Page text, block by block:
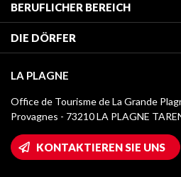
BERUFLICHER BEREICH
Mitglied des Fremdenverkehrsamtes
Klassifizierung von Möbeln
Kurtaxe
Mediathek
Logos La Plagne
Wifi-Zugang
Haus der Eigentümer
DIE DÖRFER
Montchavin - Les Coches
Champagny-en-Vanoise
Plagne 1800
LA PLAGNE
Office de Tourisme de La Grande
Provagnes - 73210 LA PLAGNE
KONTAKTIEREN SIE UNS